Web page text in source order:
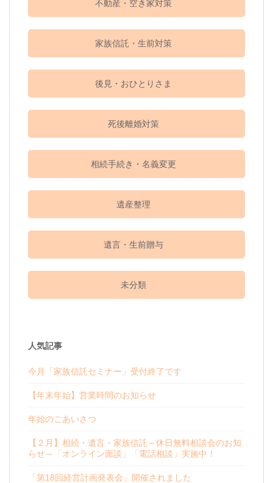
不動産・空き家対策
家族信託・生前対策
後見・おひとりさま
死後離婚対策
相続手続き・名義変更
遺産整理
遺言・生前贈与
未分類
人気記事
今月「家族信託セミナー」受付終了です
【年末年始】営業時間のお知らせ
年始のごあいさつ
【２月】相続・遺言・家族信託～休日無料相談会のお知
らせ～「オンライン面談」「電話相談」実施中！
「第18回経営計画発表会」開催されました